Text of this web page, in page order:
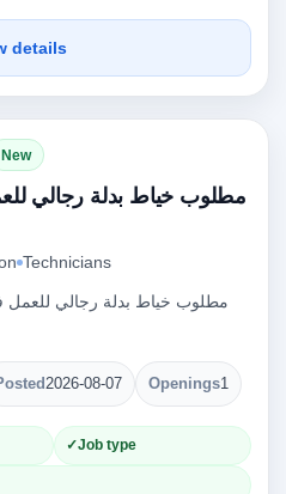
details
New
مطلوب خياط بدلة رجالي
Technicians
2026-08-07 Openings1
Job type